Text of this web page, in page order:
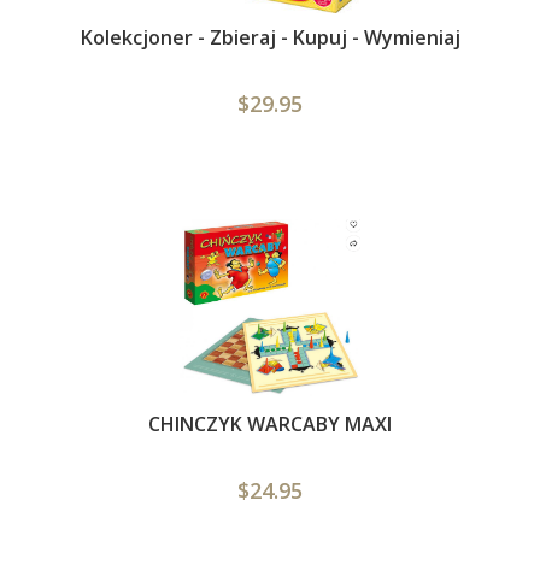
Kolekcjoner - Zbieraj - Kupuj - Wymieniaj
$29.95
CHINCZYK WARCABY MAXI
$24.95